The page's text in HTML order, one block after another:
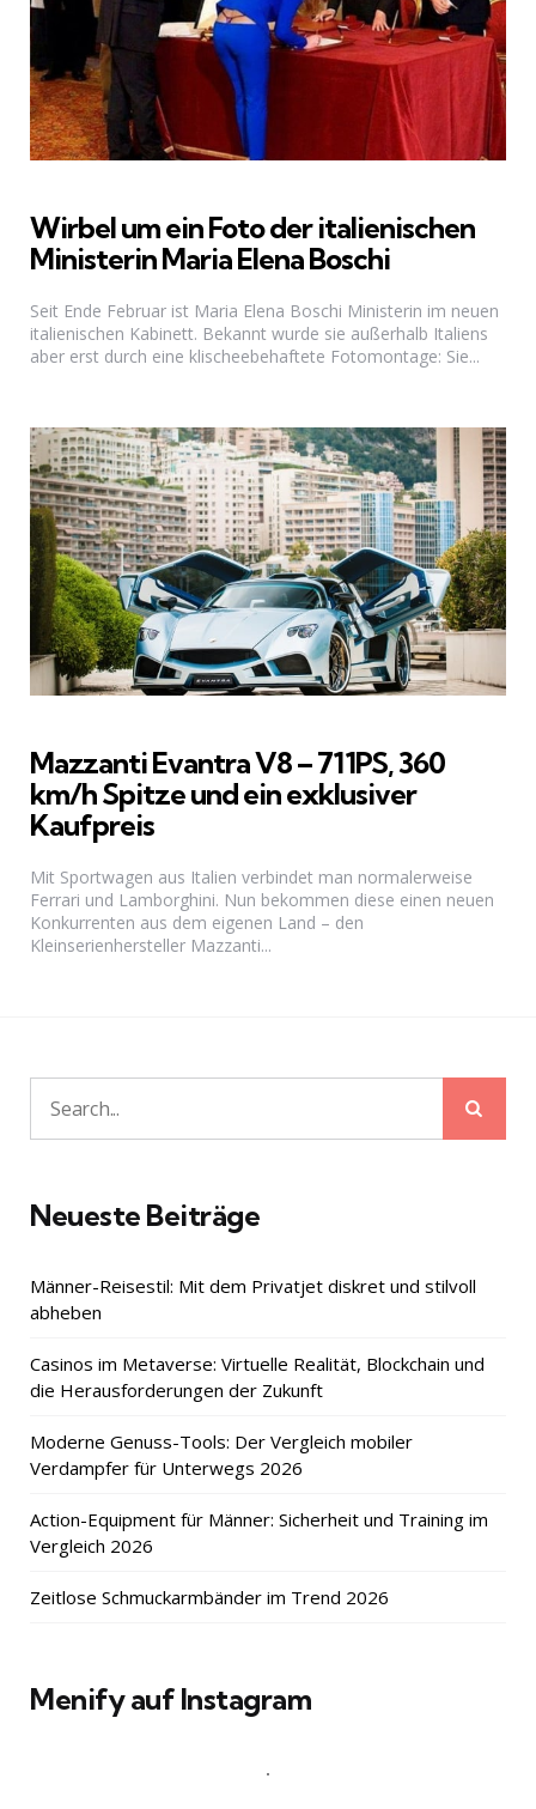
Wirbel um ein Foto der italienischen
Ministerin Maria Elena Boschi
Seit Ende Februar ist Maria Elena Boschi Ministerin im neuen
italienischen Kabinett. Bekannt wurde sie außerhalb Italiens
aber erst durch eine klischeebehaftete Fotomontage: Sie...
Mazzanti Evantra V8 – 711PS, 360
km/h Spitze und ein exklusiver
Kaufpreis
Mit Sportwagen aus Italien verbindet man normalerweise
Ferrari und Lamborghini. Nun bekommen diese einen neuen
Konkurrenten aus dem eigenen Land – den
Kleinserienhersteller Mazzanti...
Search
for:
Neueste Beiträge
Männer-Reisestil: Mit dem Privatjet diskret und stilvoll
abheben
Casinos im Metaverse: Virtuelle Realität, Blockchain und
die Herausforderungen der Zukunft
Moderne Genuss-Tools: Der Vergleich mobiler
Verdampfer für Unterwegs 2026
Action-Equipment für Männer: Sicherheit und Training im
Vergleich 2026
Zeitlose Schmuckarmbänder im Trend 2026
Menify auf Instagram